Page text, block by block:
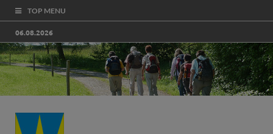
TOP MENU
06.08.2026